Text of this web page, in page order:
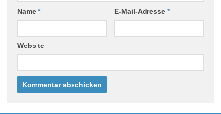
Name * E-Mail-Adresse *
Website